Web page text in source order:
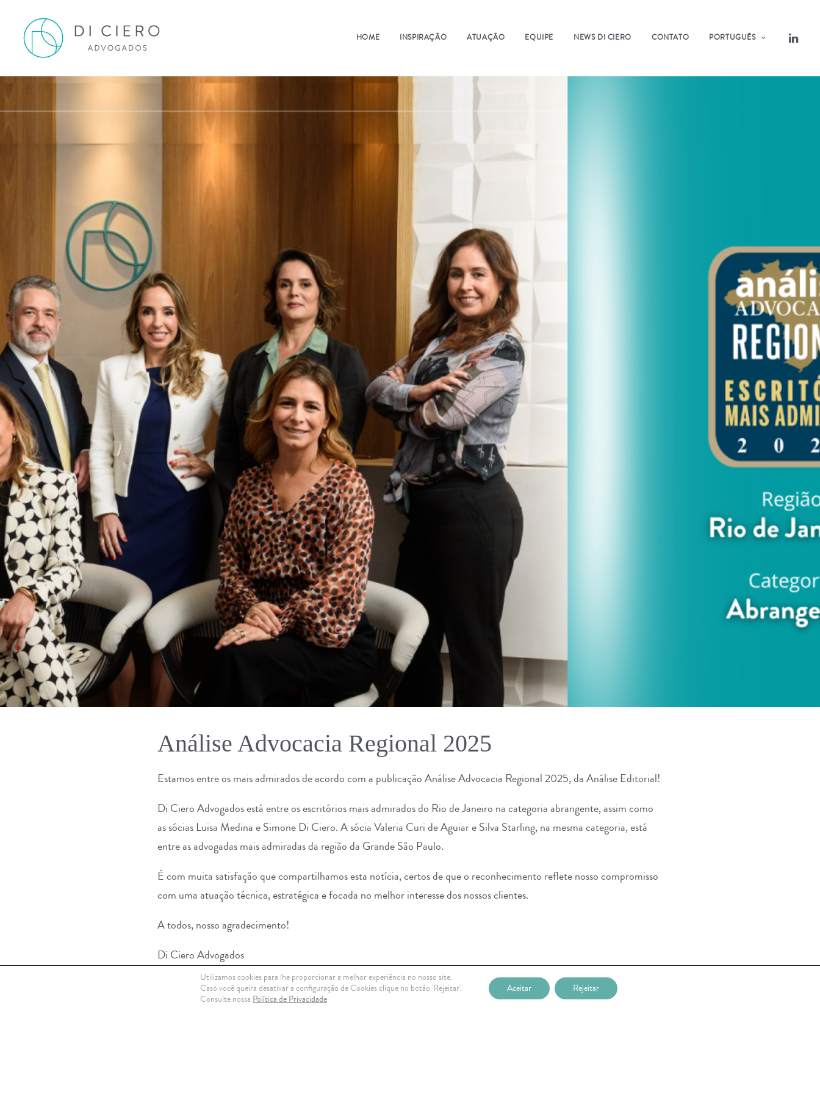
HOME INSPIRAÇÃO ATUAÇÃO EQUIPE NEWS DI CIERO CONTATO PORTUGUÊS
Análise Advocacia Regional 2025
Estamos entre os mais admirados de acordo com a publicação Análise Advocacia Regional 2025, daAnálise Editorial!
Di Ciero Advogadosestá entre os escritórios mais admirados do Rio de Janeiro na categoria abrangente, assim como
as sóciasLuisa MedinaeSimone Di Ciero. A sóciaValeria Curi de Aguiar e Silva Starling, na mesma categoria, está
entre as advogadas mais admiradas da região da Grande São Paulo.
É com muita satisfação que compartilhamos esta notícia, certos de que o reconhecimento reflete nosso compromisso
com uma atuação técnica, estratégica e focada no melhor interesse dos nossos clientes.
A todos, nosso agradecimento!
Di Ciero Advogados
Foto: ©[rezual-karim-siams-images] via Canva.com
Utilizamos cookies para lhe proporcionar a melhor experiência no nosso site.
Caso você queira desativar a configuração de Cookies clique no botão 'Rejeitar'.
Consulte nossa Política de Privacidade
Aceitar Rejeitar